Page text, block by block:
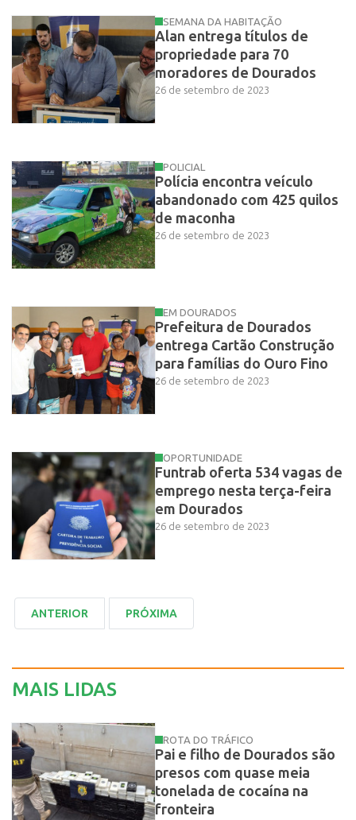
SEMANA DA HABITAÇÃO
Alan entrega títulos de
propriedade para 70
moradores de Dourados
26 de setembro de 2023
POLICIAL
Polícia encontra veículo
abandonado com 425 quilos
de maconha
26 de setembro de 2023
EM DOURADOS
Prefeitura de Dourados
entrega Cartão Construção
para famílias do Ouro Fino
26 de setembro de 2023
OPORTUNIDADE
Funtrab oferta 534 vagas de
emprego nesta terça-feira
em Dourados
26 de setembro de 2023
MAIS LIDAS
ROTA DO TRÁFICO
Pai e filho de Dourados são
presos com quase meia
tonelada de cocaína na
fronteira